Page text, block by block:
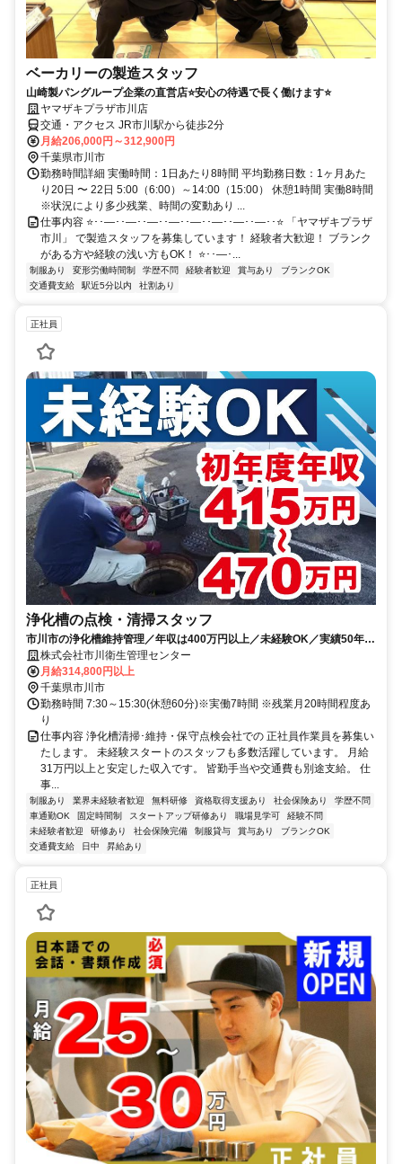
ベーカリーの製造スタッフ
山崎製パングループ企業の直営店⭐安心の待遇で長く働けます⭐
ヤマザキプラザ市川店
交通・アクセス JR市川駅から徒歩2分
月給206,000円～312,900円
千葉県市川市
勤務時間詳細 実働時間：1日あたり8時間 平均勤務日数：1ヶ月あた
り20日 〜 22日 5:00（6:00）～14:00（15:00） 休憩1時間 実働8時間
※状況により多少残業、時間の変動あり ...
仕事内容 ⭐･･―･･―･･―･･―･･―･･―･･―･･―･･⭐ 「ヤマザキプラザ
市川」 で製造スタッフを募集しています！ 経験者大歓迎！ ブランク
がある方や経験の浅い方もOK！ ⭐･･―･...
制服あり 変形労働時間制 学歴不問 経験者歓迎 賞与あり
ブランクOK
交通費支給
駅近5分以内 社割あり
正社員
浄化槽の点検・清掃スタッフ
市川市の浄化槽維持管理／年収は400万円以上／未経験OK／実績50年の
安定企業／土日祝の隔週休2日
株式会社市川衛生管理センター
月給314,800円以上
千葉県市川市
勤務時間 7:30～15:30(休憩60分)※実働7時間 ※残業月20時間程度あ
り
仕事内容 浄化槽清掃･維持・保守点検会社での 正社員作業員を募集い
たします。 未経験スタートのスタッフも多数活躍しています。 月給
31万円以上と安定した収入です。 皆勤手当や交通費も別途支給。 仕
事...
制服あり 業界未経験者歓迎 無料研修 資格取得支援あり 社会保険あり
学歴不問
車通勤OK
固定時間制 スタートアップ研修あり 職場見学可
経験不問
未経験者歓迎
研修あり 社会保険完備 制服貸与 賞与あり
ブランクOK
交通費支給
日中 昇給あり
正社員